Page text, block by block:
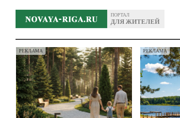
ПОРТАЛ
ДЛЯ ЖИТЕЛЕЙ
РЕКЛАМА РЕКЛАМА